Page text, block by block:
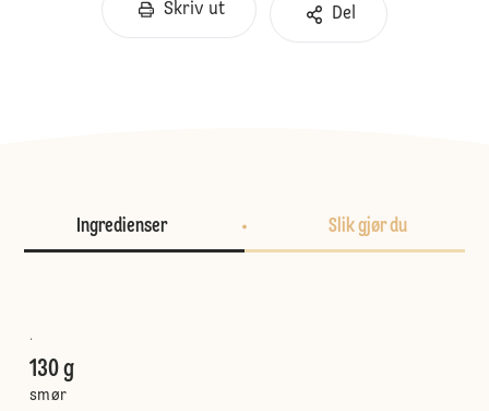
Skriv ut Del
Ingredienser Slik gjør du
.
130 g
smør